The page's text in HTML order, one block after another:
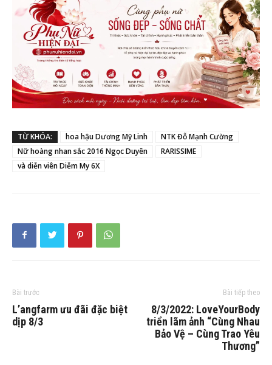
TỪ KHÓA: hoa hậu Dương Mỹ Linh
NTK Đỗ Mạnh Cường
Nữ hoàng nhan sắc 2016 Ngọc Duyên
RARISSIME
và diễn viên Diễm My 6X
Bài trước
L’angfarm ưu đãi đặc biệt
dịp 8/3
Bài tiếp theo
8/3/2022: LoveYourBody
triển lãm ảnh “Cùng Nhau
Bảo Vệ – Cùng Trao Yêu
Thương”